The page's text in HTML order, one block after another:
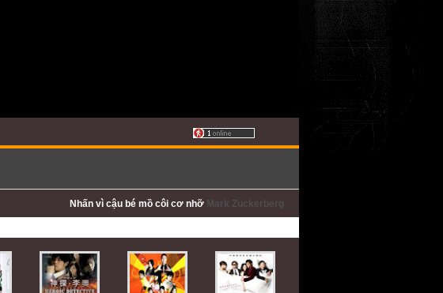
Nhấn vì cậu bé mồ côi cơ nhỡ Mark Zuckerberg